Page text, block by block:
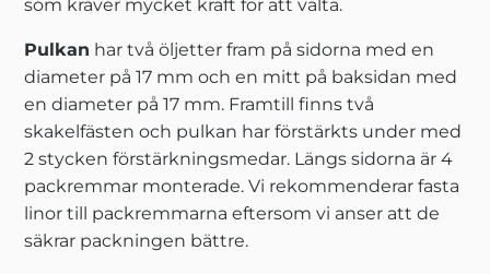
som kräver mycket kraft för att välta.
Pulkan har två öljetter fram på sidorna med en
diameter på 17 mm och en mitt på baksidan med
en diameter på 17 mm. Framtill finns två
skakelfästen och pulkan har förstärkts under med
2 stycken förstärkningsmedar. Längs sidorna är 4
packremmar monterade. Vi rekommenderar fasta
linor till packremmarna eftersom vi anser att de
säkrar packningen bättre.